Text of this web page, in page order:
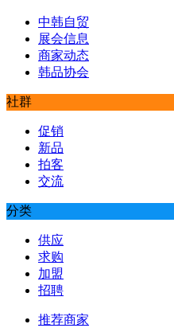
中韩自贸
展会信息
商家动态
韩品协会
社群
促销
新品
拍客
交流
分类
供应
求购
加盟
招聘
推荐商家